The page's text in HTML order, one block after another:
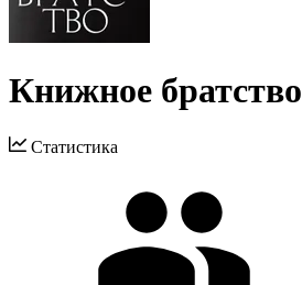
Книжное братство
Статистика